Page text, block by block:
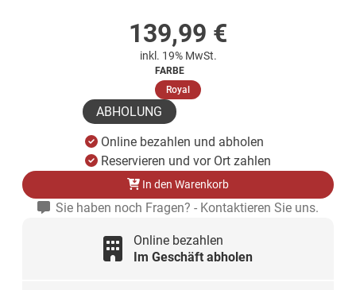
139,99 €
inkl. 19% MwSt.
FARBE
Royal(ausgewählt)
ABHOLUNG
Online bezahlen und abholen
Reservieren und vor Ort zahlen
In den Warenkorb
Sie haben noch Fragen? - Kontaktieren Sie uns.
Online bezahlen
Im Geschäft abholen